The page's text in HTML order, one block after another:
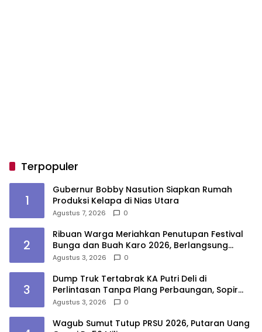
Terpopuler
1
Gubernur Bobby Nasution Siapkan Rumah
Produksi Kelapa di Nias Utara
Agustus 7, 2026 0
2
Ribuan Warga Meriahkan Penutupan Festival
Bunga dan Buah Karo 2026, Berlangsung
Aman di Bawah Pengamanan Gabungan
Agustus 3, 2026 0
3
Dump Truk Tertabrak KA Putri Deli di
Perlintasan Tanpa Plang Perbaungan, Sopir
Tewas
Agustus 3, 2026 0
Wagub Sumut Tutup PRSU 2026, Putaran Uang